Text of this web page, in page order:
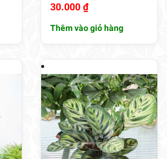
30.000 ₫
Thêm vào giỏ hàng